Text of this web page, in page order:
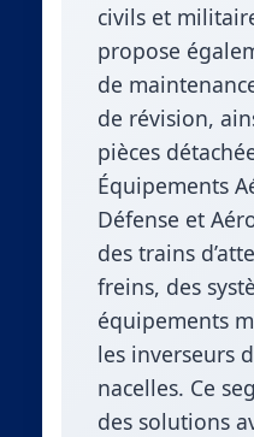
civils et
propose
de
de révision,
pièces
Équipements
Défense et
des trains
freins, des
équipements
les inverseurs
nacelles. Ce
des solutions